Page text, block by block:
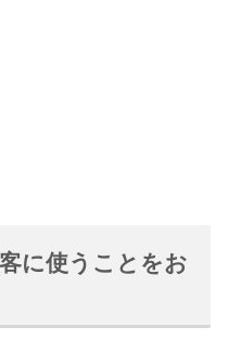
に使うことをお